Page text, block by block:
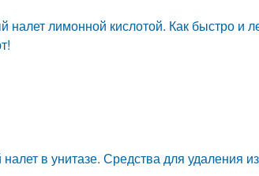
налет лимонной кислотой. Как быстро и
в унитазе. Средства для удаления